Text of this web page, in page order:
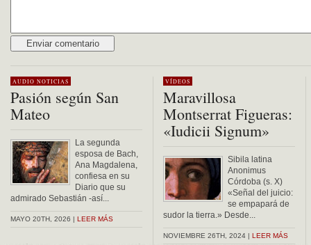
AUDIO NOTICIAS
Pasión según San
Mateo
La segunda
esposa de Bach,
Ana Magdalena,
confiesa en su
Diario que su
admirado Sebastián -así...
MAYO 20TH, 2026 | LEER MÁS
VÍDEOS
Maravillosa
Montserrat Figueras:
«Iudicii Signum»
Sibila latina
Anonimus
Córdoba (s. X)
«Señal del juicio:
se empapará de
sudor la tierra.» Desde...
NOVIEMBRE 26TH, 2024 | LEER MÁS